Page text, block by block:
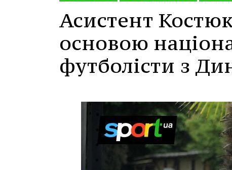
Асистент
основою
футболісти з